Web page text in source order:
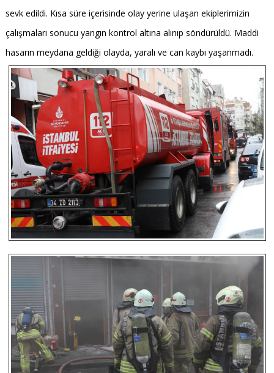
sevk edildi. Kısa süre içerisinde olay yerine ulaşan ekiplerimizin
çalışmaları sonucu yangın kontrol altına alınıp söndürüldü. Maddi
hasarın meydana geldiği olayda, yaralı ve can kaybı yaşanmadı.